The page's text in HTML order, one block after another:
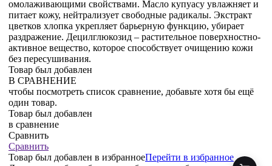
омолаживающими свойствами. Масло купуасу увлажняет и
питает кожу, нейтрализует свободные радикалы. Экстракт
цветков хлопка укрепляет барьерную функцию, убирает
раздражение. Децилглюкозид – растительное поверхностно-
активное вещество, которое способствует очищению кожи
без пересушивания.
Товар был добавлен
В СРАВНЕНИЕ
чтобы посмотреть список сравнение, добавьте хотя бы ещё
один товар.
Товар был добавлен
в сравнение
Сравнить
Сравнить
Товар был добавлен в избранноеПерейти в избранное